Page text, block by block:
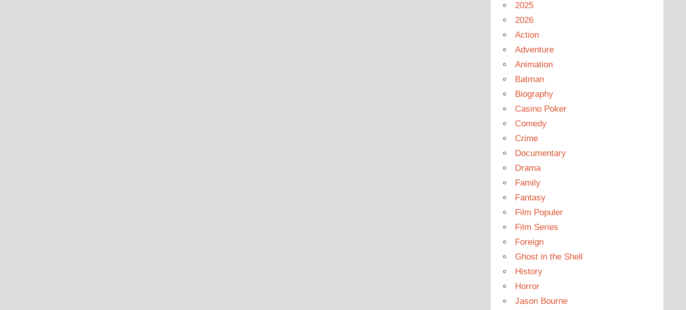
2025
2026
Action
Adventure
Animation
Batman
Biography
Casino Poker
Comedy
Crime
Documentary
Drama
Family
Fantasy
Film Populer
Film Series
Foreign
Ghost in the Shell
History
Horror
Jason Bourne